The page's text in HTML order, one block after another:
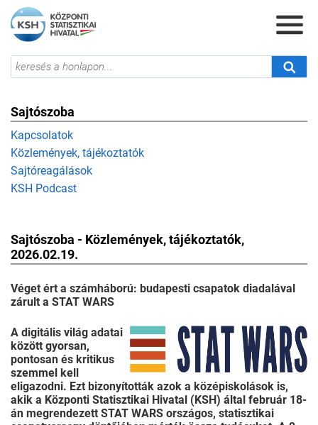
Sajtószoba
Kapcsolatok
Közlemények, tájékoztatók
Sajtóreagálások
KSH Podcast
Sajtószoba - Közlemények, tájékoztatók,
2026.02.19.
Véget ért a számháború: budapesti csapatok diadalával
zárult a STAT WARS
A digitális világ adatai
között gyorsan,
pontosan és kritikus
szemmel kell
eligazodni. Ezt bizonyították azok a középiskolások is,
akik a Központi Statisztikai Hivatal (KSH) által február 18-
án megrendezett STAT WARS országos, statisztikai